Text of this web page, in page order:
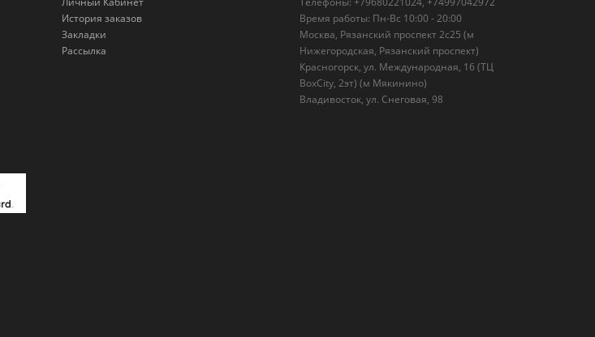
История заказов
Закладки
Рассылка
Время работы: Пн-Вс 10:00 - 20:00
Москва, Рязанский проспект 2с25 (м
Нижегородская, Рязанский проспект)
Красногорск, ул. Международная, 16 (ТЦ
BoxСity, 2эт) (м Мякинино)
Владивосток, ул. Снеговая, 98